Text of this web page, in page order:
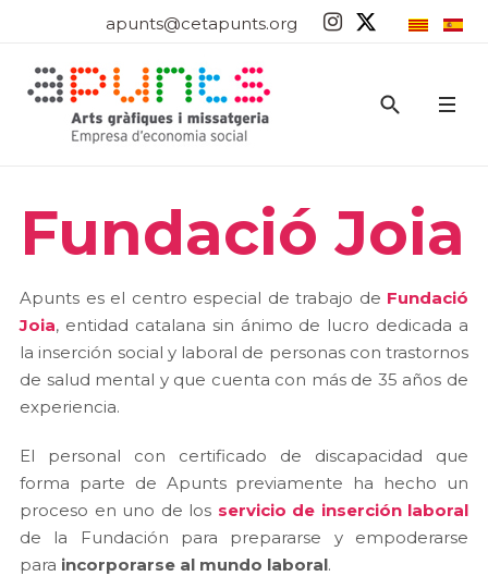
apunts@cetapunts.org
Fundació Joia
Apunts es el centro especial de trabajo de Fundació
Joia, entidad catalana sin ánimo de lucro dedicada a
la inserción social y laboral de personas con trastornos
de salud mental y que cuenta con más de 35 años de
experiencia.
El personal con certificado de discapacidad que
forma parte de Apunts previamente ha hecho un
proceso en uno de los servicio de inserción laboral
de la Fundación para prepararse y empoderarse
para incorporarse al mundo laboral.